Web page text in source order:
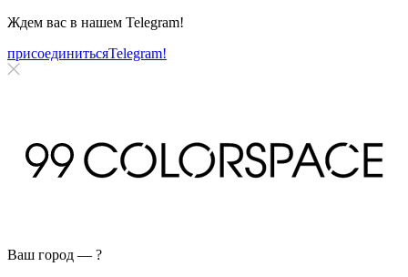
Ждем вас в нашем Telegram!
присоединитьсяTelegram!
Ваш город — ?